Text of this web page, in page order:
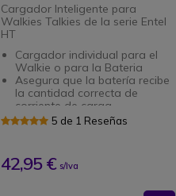
Cargador Inteligente para
Walkies Talkies de la serie Entel
HT
Cargador individual para el
Walkie o para la Bateria
Asegura que la batería recibe
la cantidad correcta de
corriente de carga
Incluye LED indicador de
Tiempo de carga: 2hs
110-230V
5 de 1 Reseñas
42,95 € s/Iva